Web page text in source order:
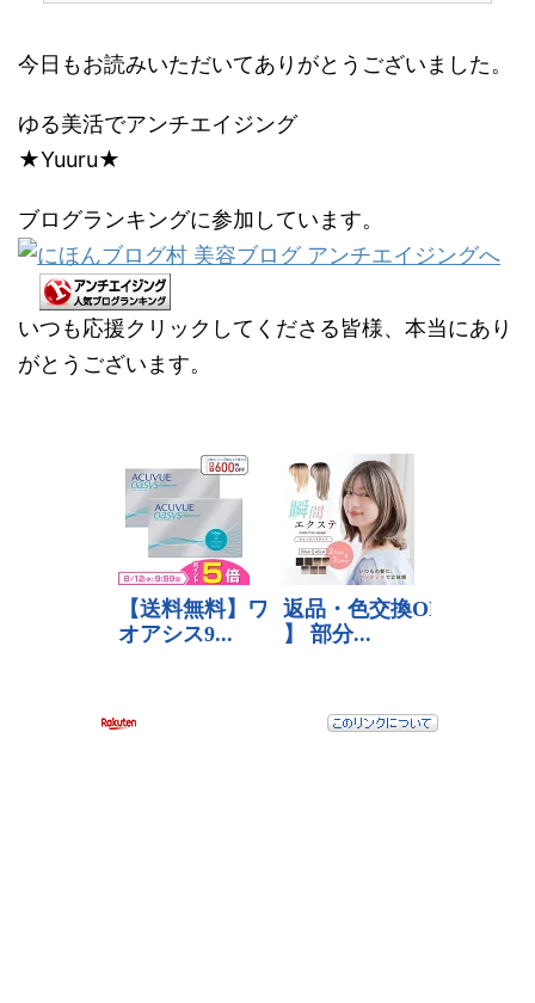
今日もお読みいただいてありがとうございました。
ゆる美活でアンチエイジング
★Yuuru★
ブログランキングに参加しています。
いつも応援クリックしてくださる皆様、本当にあり
がとうございます。